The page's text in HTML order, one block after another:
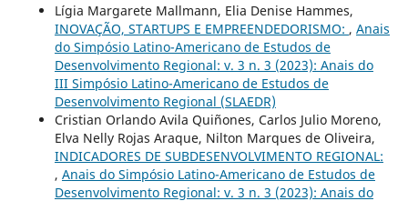
Lígia Margarete Mallmann, Elia Denise Hammes,
INOVAÇÃO, STARTUPS E EMPREENDEDORISMO: , Anais
do Simpósio Latino-Americano de Estudos de
Desenvolvimento Regional: v. 3 n. 3 (2023): Anais do
III Simpósio Latino-Americano de Estudos de
Desenvolvimento Regional (SLAEDR)
Cristian Orlando Avila Quiñones, Carlos Julio Moreno,
Elva Nelly Rojas Araque, Nilton Marques de Oliveira,
INDICADORES DE SUBDESENVOLVIMENTO REGIONAL:
, Anais do Simpósio Latino-Americano de Estudos de
Desenvolvimento Regional: v. 3 n. 3 (2023): Anais do